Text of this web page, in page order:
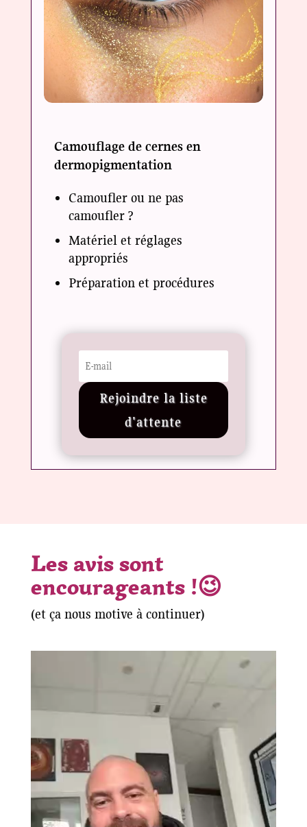
Camouflage de cernes en
dermopigmentation
Camoufler ou ne pas
camoufler ?
Matériel et réglages
appropriés
Préparation et procédures
Rejoindre la liste
d'attente
Les avis sont
encourageants !😉
(et ça nous motive à continuer)